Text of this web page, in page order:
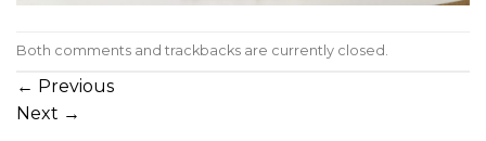
Both comments and trackbacks are currently closed.
← Previous
Next →